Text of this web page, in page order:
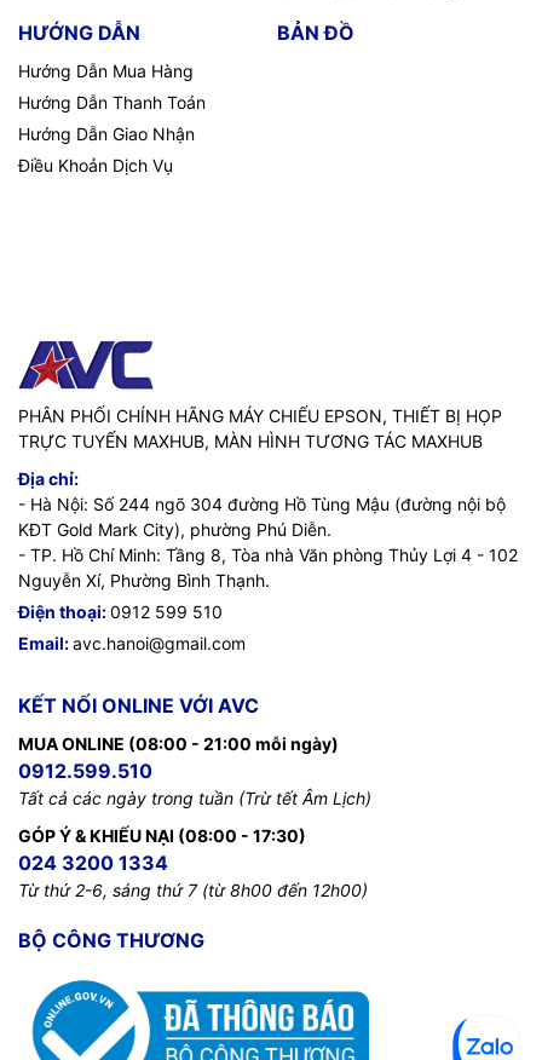
HƯỚNG DẪN
Hướng Dẫn Mua Hàng
Hướng Dẫn Thanh Toán
Hướng Dẫn Giao Nhận
Điều Khoản Dịch Vụ
BẢN ĐỒ
PHÂN PHỐI CHÍNH HÃNG MÁY CHIẾU EPSON, THIẾT BỊ HỌP
TRỰC TUYẾN MAXHUB, MÀN HÌNH TƯƠNG TÁC MAXHUB
Địa chỉ:
- Hà Nội: Số 244 ngõ 304 đường Hồ Tùng Mậu (đường nội bộ
KĐT Gold Mark City), phường Phú Diễn.
- TP. Hồ Chí Minh: Tầng 8, Tòa nhà Văn phòng Thủy Lợi 4 - 102
Nguyễn Xí, Phường Bình Thạnh.
Điện thoại:0912 599 510
Email:avc.hanoi@gmail.com
KẾT NỐI ONLINE VỚI AVC
MUA ONLINE (08:00 - 21:00 mỗi ngày)
0912.599.510
Tất cả các ngày trong tuần (Trừ tết Âm Lịch)
GÓP Ý & KHIẾU NẠI (08:00 - 17:30)
024 3200 1334
Từ thứ 2-6, sáng thứ 7 (từ 8h00 đến 12h00)
BỘ CÔNG THƯƠNG